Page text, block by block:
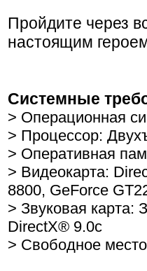
Пройдите через
настоящим
Системные
> Операционная
> Процессор:
> Оперативная
> Видеокарта:
8800, GeForce
> Звуковая карта:
DirectX® 9.0с
> Свободное